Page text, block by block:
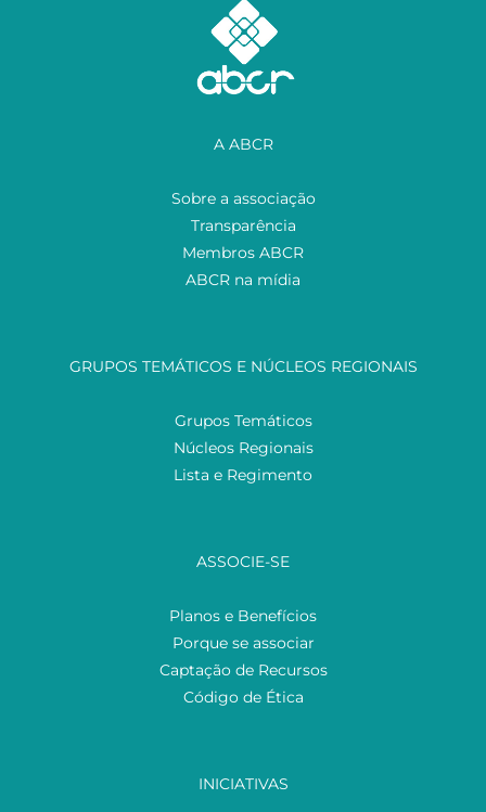
A ABCR
Sobre a associação
Transparência
Membros ABCR
ABCR na mídia
GRUPOS TEMÁTICOS E NÚCLEOS REGIONAIS
Grupos Temáticos
Núcleos Regionais
Lista e Regimento
ASSOCIE-SE
Planos e Benefícios
Porque se associar
Captação de Recursos
Código de Ética
INICIATIVAS